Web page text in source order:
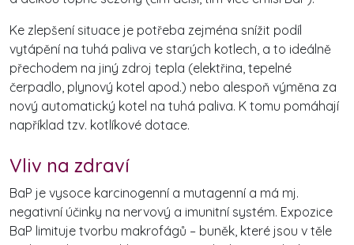
Ke zlepšení situace je potřeba zejména snížit podíl
vytápění na tuhá paliva ve starých kotlech, a to ideálně
přechodem na jiný zdroj tepla (elektřina, tepelné
čerpadlo, plynový kotel apod.) nebo alespoň výměna za
nový automatický kotel na tuhá paliva. K tomu pomáhají
například tzv. kotlíkové dotace.
Vliv na zdraví
BaP je vysoce karcinogenní a mutagenní a má mj.
negativní účinky na nervový a imunitní systém. Expozice
BaP limituje tvorbu makrofágů – buněk, které jsou v těle